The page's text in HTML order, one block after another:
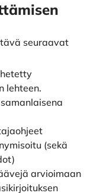
seuraavat
lehteen.
(sekä
arvioimaan